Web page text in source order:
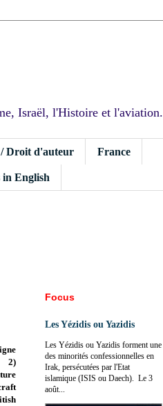
Israël, l'Histoire et l'aviation.
Droit d'auteur France
in English
2)
Focus
Les Yézidis ou Yazidis
Les Yézidis ou Yazidis forment une
des minorités confessionnelles en
Irak, persécutées par l'Etat
islamique (ISIS ou Daech). Le 3
août...